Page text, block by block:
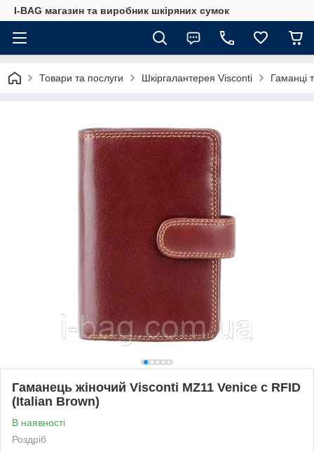
I-BAG магазин та виробник шкіряних сумок
Товари та послуги Шкіргалантерея Visconti Гаманці
Гаманець жіночий Visconti MZ11 Venice c RFID
(Italian Brown)
В наявності
Роздріб